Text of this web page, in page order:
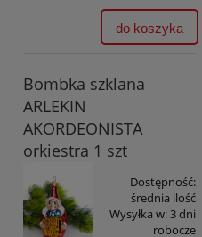
do koszyka
Bombka szklana
ARLEKIN
AKORDEONISTA
orkiestra 1 szt
Dostępność:
średnia ilość
Wysyłka w:3 dni
robocze